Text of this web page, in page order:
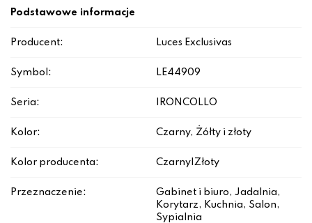
Podstawowe informacje
Producent: Luces Exclusivas
Symbol: LE44909
Seria: IRONCOLLO
Kolor: Czarny, Żółty i złoty
Kolor producenta: Czarny|Złoty
Przeznaczenie:
Gabinet i biuro, Jadalnia,
Korytarz, Kuchnia, Salon,
Sypialnia